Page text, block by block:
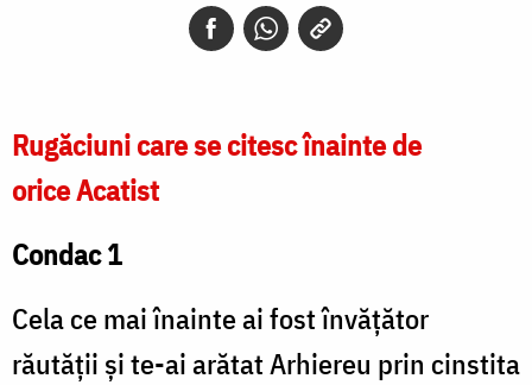
Rugăciuni care se citesc înainte de
orice Acatist
Condac 1
Cela ce mai înainte ai fost învățător
răutății și te-ai arătat Arhiereu prin cinstita